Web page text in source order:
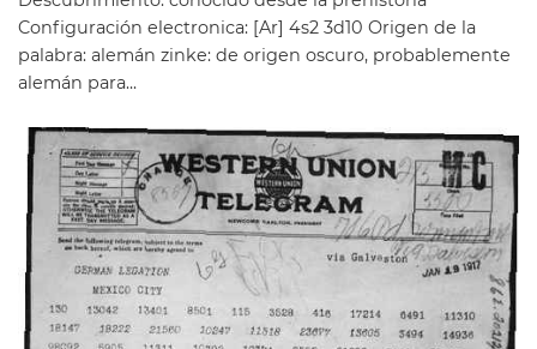
Configuración electronica: [Ar] 4s2 3d10 Origen de la
palabra: alemán zinke: de origen oscuro, probablemente
alemán para...